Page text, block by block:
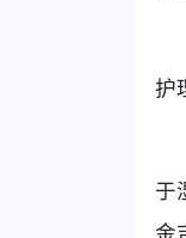
护
于
金